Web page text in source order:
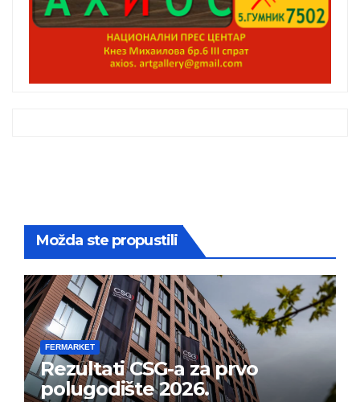
Možda ste propustili
FERMARKET
Rezultati CSG-a za prvo
polugodište 2026.